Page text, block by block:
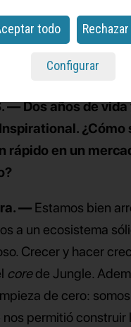
— Dos años de vida
¿Cómo
rápido en un
— Estamos bien
a un ecosistema
Crecer y hacer
corede Jungle.
de cero:
nos permitió construir
todo
Configurar